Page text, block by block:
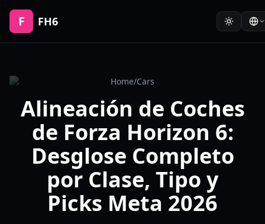
F FH6
Home/Cars
Alineación de Coches
de Forza Horizon 6:
Desglose Completo
por Clase, Tipo y
Picks Meta 2026